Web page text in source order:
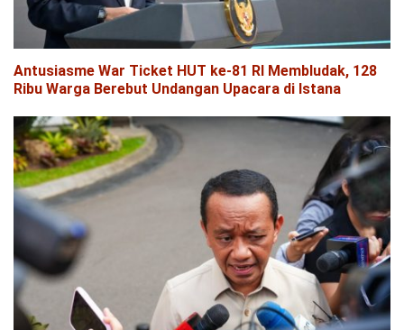
Antusiasme War Ticket HUT ke-81 RI Membludak, 128
Ribu Warga Berebut Undangan Upacara di Istana